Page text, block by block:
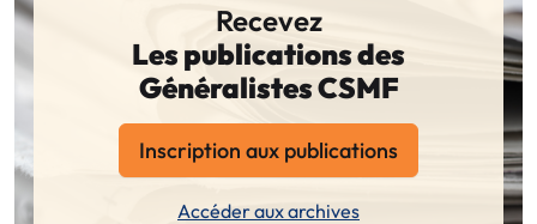
Recevez
Les publications des
Généralistes CSMF
Inscription aux publications
Accéder aux archives